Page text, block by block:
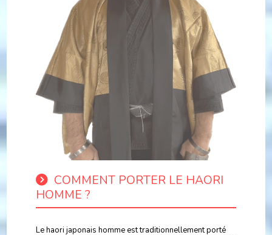
COMMENT PORTER LE HAORI
HOMME ?
Le haori japonais homme est traditionnellement porté